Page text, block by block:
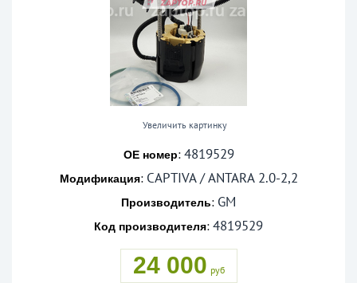
Увеличить картинку
OE номер: 4819529
Модификация: CAPTIVA / ANTARA 2.0-2,2
Производитель: GM
Код производителя: 4819529
24 000 руб